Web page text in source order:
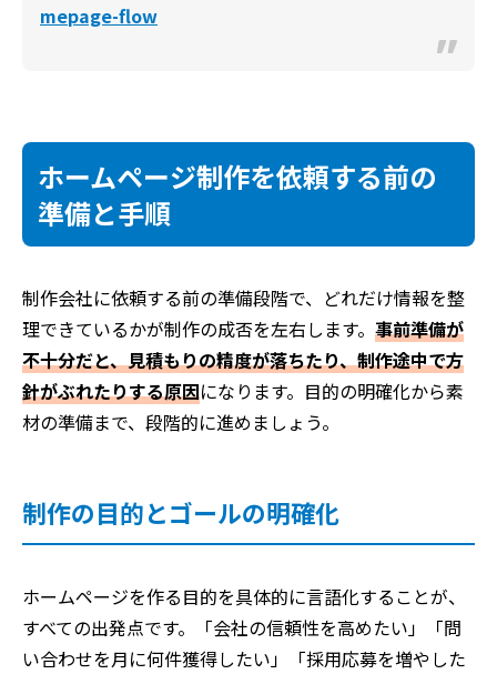
mepage-flow
ホームページ制作を依頼する前の
準備と手順
制作会社に依頼する前の準備段階で、どれだけ情報を整
理できているかが制作の成否を左右します。 事前準備が
不十分だと、見積もりの精度が落ちたり、制作途中で方
針がぶれたりする原因になります。目的の明確化から素
材の準備まで、段階的に進めましょう。
制作の目的とゴールの明確化
ホームページを作る目的を具体的に言語化することが、
すべての出発点です。「会社の信頼性を高めたい」「問
い合わせを月に何件獲得したい」「採用応募を増やした